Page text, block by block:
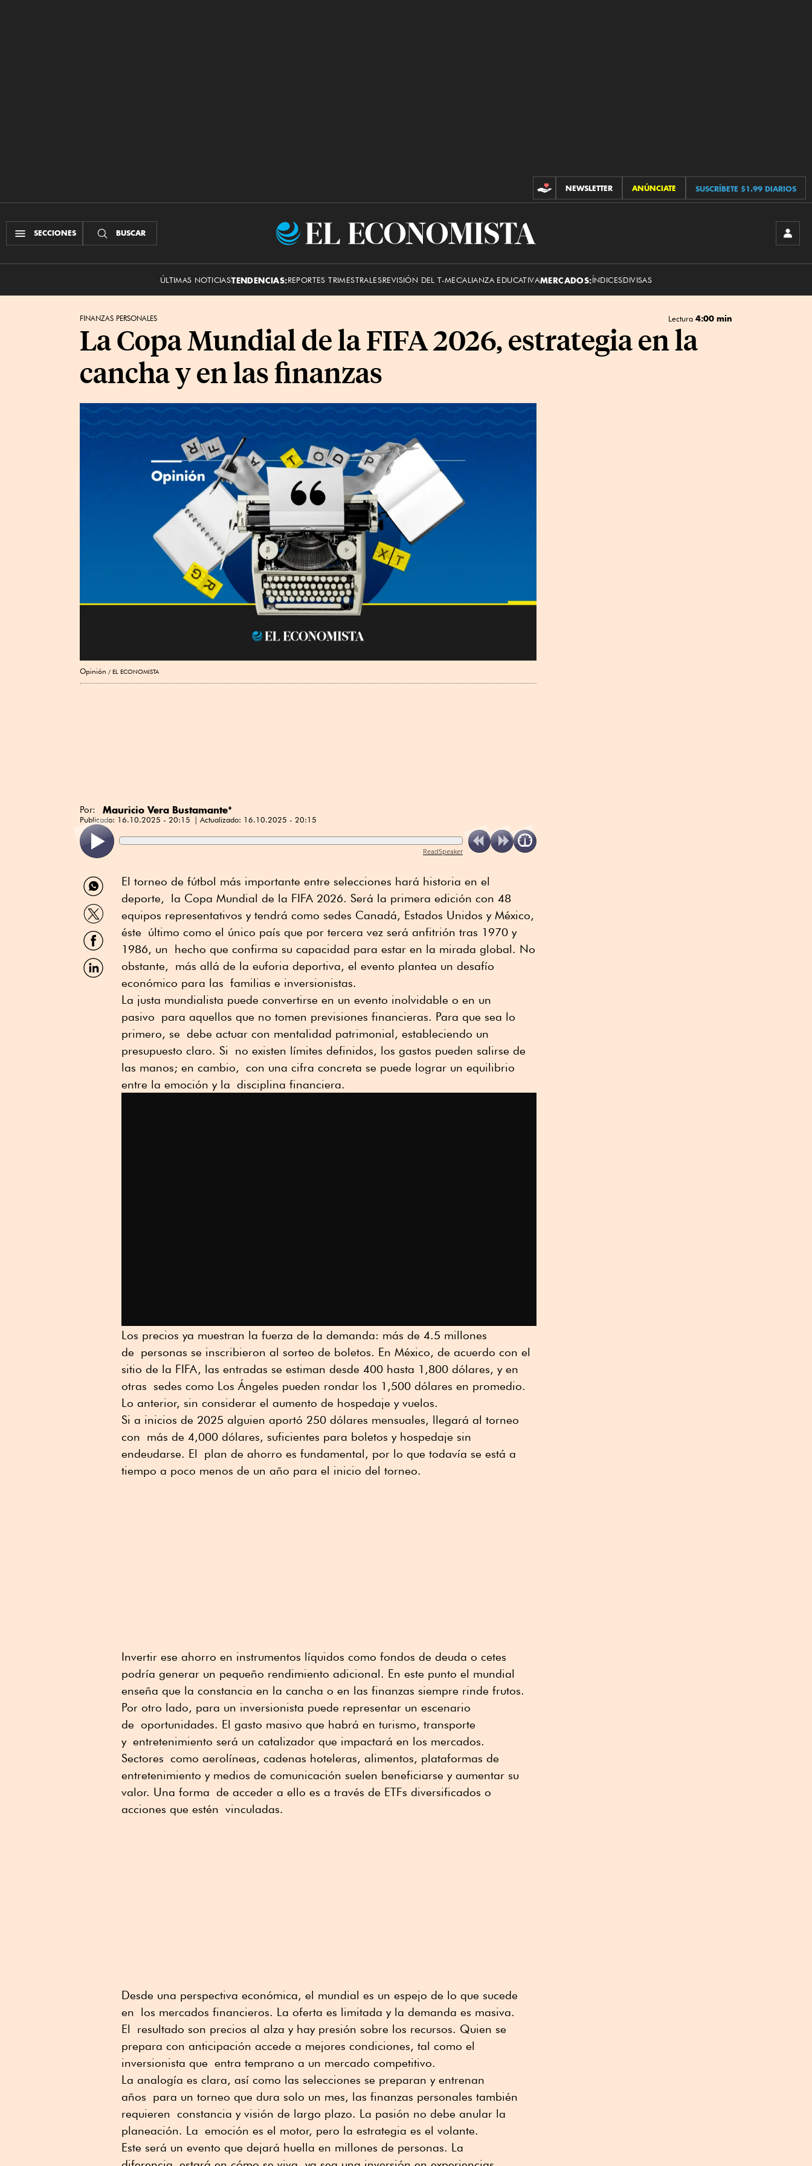
CONTRIBUCIONES
NEWSLETTER ANÚNCIATE SUSCRÍBETE $1.99 DIARIOS
SECCIONES BUSCAR
El
ÚLTIMAS NOTICIASTENDENCIAS:REPORTES TRIMESTRALESREVISIÓN DEL T-MECALIANZA EDUCATIVAMERCADOS:ÍNDICESDIVISAS
FINANZAS PERSONALES Lectura 4:00 min
La Copa Mundial de la FIFA 2026, estrategia en la
cancha y en las finanzas
Opinión EL ECONOMISTA
Por: Mauricio Vera Bustamante*
Publicado: 16.10.2025 - 20:15 Actualizado: 16.10.2025 - 20:15
ReadSpeaker
Compartir
por
WhatsApp
Compartir
por
Twitter
Compartir
por
Facebook
Compartir
por
El torneo de fútbol más importante entre selecciones hará historia en el
deporte, la Copa Mundial de la FIFA 2026. Será la primera edición con 48
equipos representativos y tendrá como sedes Canadá, Estados Unidos y México,
éste último como el único país que por tercera vez será anfitrión tras 1970 y
1986, un hecho que confirma su capacidad para estar en la mirada global. No
obstante, más allá de la euforia deportiva, el evento plantea un desafío
económico para las familias e inversionistas.
La justa mundialista puede convertirse en un evento inolvidable o en un
pasivo para aquellos que no tomen previsiones financieras. Para que sea lo
primero, se debe actuar con mentalidad patrimonial, estableciendo un
presupuesto claro. Si no existen límites definidos, los gastos pueden salirse de
las manos; en cambio, con una cifra concreta se puede lograr un equilibrio
entre la emoción y la disciplina financiera.
Los precios ya muestran la fuerza de la demanda: más de 4.5 millones
de personas se inscribieron al sorteo de boletos. En México, de acuerdo con el
sitio de la FIFA, las entradas se estiman desde 400 hasta 1,800 dólares, y en
otras sedes como Los Ángeles pueden rondar los 1,500 dólares en promedio.
Lo anterior, sin considerar el aumento de hospedaje y vuelos.
Si a inicios de 2025 alguien aportó 250 dólares mensuales, llegará al torneo
con más de 4,000 dólares, suficientes para boletos y hospedaje sin
endeudarse. El plan de ahorro es fundamental, por lo que todavía se está a
tiempo a poco menos de un año para el inicio del torneo.
Invertir ese ahorro en instrumentos líquidos como fondos de deuda o cetes
podría generar un pequeño rendimiento adicional. En este punto el mundial
enseña que la constancia en la cancha o en las finanzas siempre rinde frutos.
Por otro lado, para un inversionista puede representar un escenario
de oportunidades. El gasto masivo que habrá en turismo, transporte
y entretenimiento será un catalizador que impactará en los mercados.
Sectores como aerolíneas, cadenas hoteleras, alimentos, plataformas de
entretenimiento y medios de comunicación suelen beneficiarse y aumentar su
valor. Una forma de acceder a ello es a través de ETFs diversificados o
acciones que estén vinculadas.
Desde una perspectiva económica, el mundial es un espejo de lo que sucede
en los mercados financieros. La oferta es limitada y la demanda es masiva.
El resultado son precios al alza y hay presión sobre los recursos. Quien se
prepara con anticipación accede a mejores condiciones, tal como el
inversionista que entra temprano a un mercado competitivo.
La analogía es clara, así como las selecciones se preparan y entrenan
años para un torneo que dura solo un mes, las finanzas personales también
requieren constancia y visión de largo plazo. La pasión no debe anular la
planeación. La emoción es el motor, pero la estrategia es el volante.
Este será un evento que dejará huella en millones de personas. La